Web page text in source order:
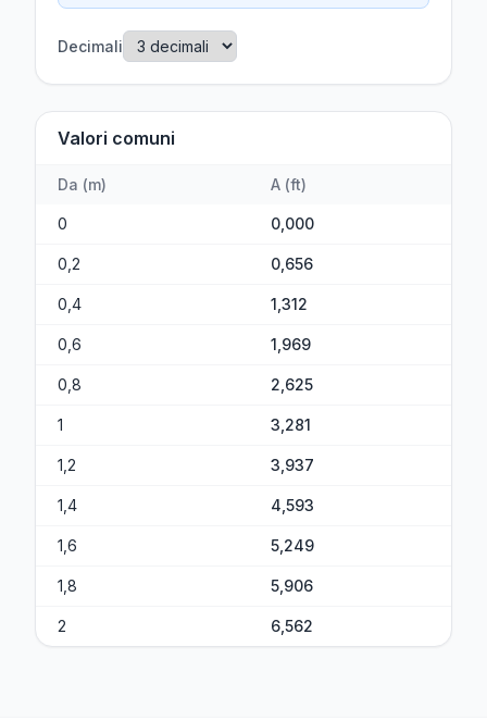
Decimali
Valori comuni
Da (m) A (ft)
0 0,000
0,2 0,656
0,4 1,312
0,6 1,969
0,8 2,625
1 3,281
1,2 3,937
1,4 4,593
1,6 5,249
1,8 5,906
2 6,562